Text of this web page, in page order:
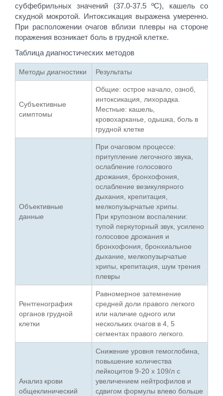
субфебрильных значений (37.0-37.5 ºС), кашель со
скудной мокротой. Интоксикация выражена умеренно.
При расположении очагов вблизи плевры на стороне
поражения возникает боль в грудной клетке.
Таблица диагностических методов
Методы диагностики Результаты
Субъективные
симптомы
Общие: острое начало, озноб,
интоксикация, лихорадка.
Местные: кашель,
кровохарканье, одышка, боль в
грудной клетке
Объективные
данные
При очаговом процессе:
притупление легочного звука,
ослабление голосового
дрожания, бронхофония,
ослабление везикулярного
дыхания, крепитация,
мелкопузырчатые хрипы.
При крупозном воспалении:
тупой перкуторный звук, усилено
голосовое дрожания и
бронхофония, бронхиальное
дыхание, мелкопузырчатые
хрипы, крепитация, шум трения
плевры
Рентгенография
органов грудной
клетки
Равномерное затемнение
средней доли правого легкого
или наличие одного или
нескольких очагов в 4, 5
сегментах правого легкого.
Анализ крови
общеклинический
Снижение уровня гемоглобина,
повышение количества
лейкоцитов 9-20 х 109/л с
увеличением нейтрофилов и
сдвигом формулы влево больше